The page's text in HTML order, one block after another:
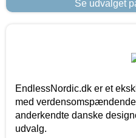
Se udvalget
EndlessNordic.dk er et
med
anderkendte danske
udvalg.